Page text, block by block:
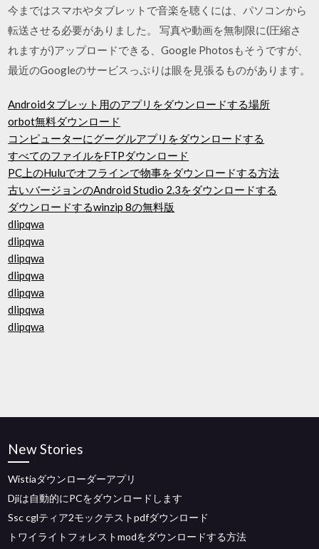
今まではスマホやタブレットで音楽を聴くには、パソコンから
転送させる必要がありました。 写真や動画を無制限に(圧縮さ
れますが)アップロードできる、Google Photosもそうですが、
最近のGoogleのサービスっぷりは眼を見張るものがあります。
Androidタブレット用のアプリをダウンロードする場所
orbot無料ダウンロード
コンピューターにグーグルアプリをダウンロードする
すべてのファイルをFTPダウンロード
PC上のHuluでオフラインで物事をダウンロードする方法
古いバージョンのAndroid Studio 2.3をダウンロードする
ダウンロードするwinzip 8の無料版
dlipqwa
dlipqwa
dlipqwa
dlipqwa
dlipqwa
dlipqwa
dlipqwa
New Stories
Wistiaダウンローダーアプリ
Djiは自動的にPCをダウンロードします
Ssc cglティア2モックテストpdfダウンロード
トワイライトフォレストmodをダウンロードする方法